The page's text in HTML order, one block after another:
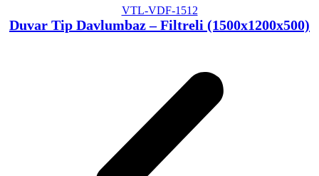
VTL-VDF-1512
Duvar Tip Davlumbaz – Filtreli (1500x1200x500)